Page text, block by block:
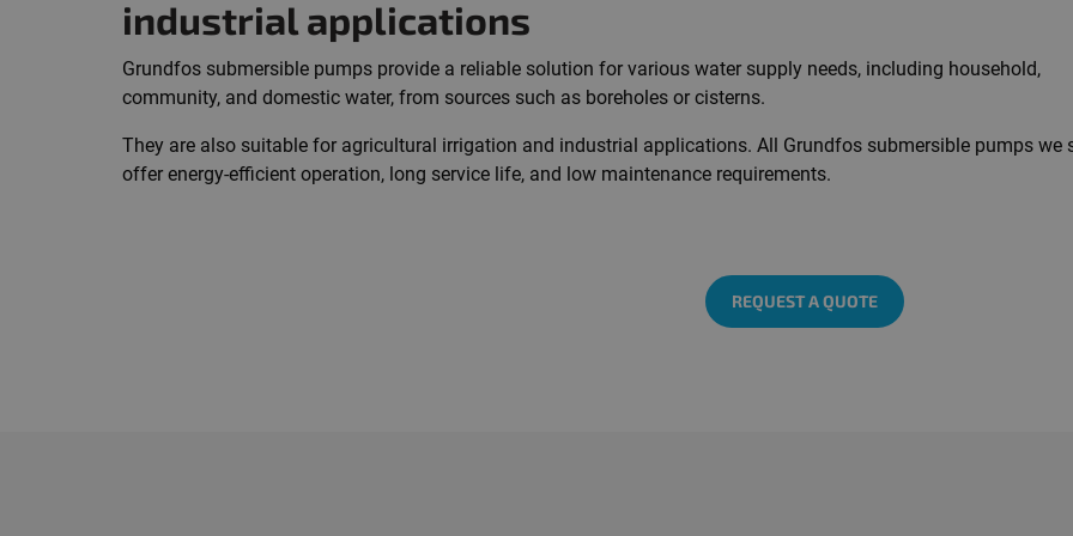
industrial applications
Grundfos submersible pumps provide a reliable solution for various water supply needs, including household,
community, and domestic water, from sources such as boreholes or cisterns.
They are also suitable for agricultural irrigation and industrial applications. All Grundfos submersible pumps we
offer energy-efficient operation, long service life, and low maintenance requirements.
REQUEST A QUOTE